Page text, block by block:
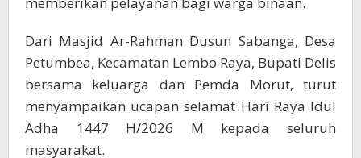
Dari Masjid Ar-Rahman Dusun Sabanga, Desa
Petumbea, Kecamatan Lembo Raya, Bupati Delis
bersama keluarga dan Pemda Morut, turut
menyampaikan ucapan selamat Hari Raya Idul
Adha 1447 H/2026 M kepada seluruh
masyarakat.